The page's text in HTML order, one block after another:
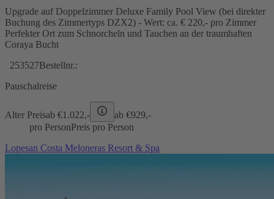
Upgrade auf Doppelzimmer Deluxe Family Pool View (bei direkter
Buchung des Zimmertyps DZX2) - Wert: ca. € 220,- pro Zimmer
Perfekter Ort zum Schnorcheln und Tauchen an der traumhaften
Coraya Bucht
253527Bestellnr.:
Pauschalreise
Alter Preisab €1.022,- ab €929,-
pro PersonPreis pro Person
Lopesan Costa Meloneras Resort & Spa